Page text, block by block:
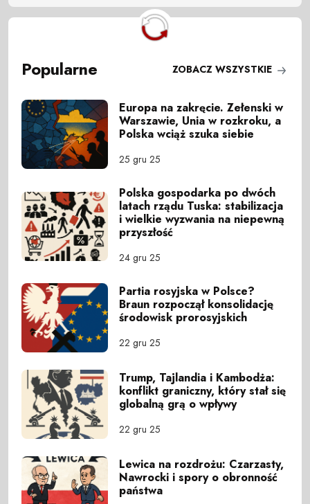
Popularne ZOBACZ WSZYSTKIE
Europa na zakręcie. Zełenski w
Warszawie, Unia w rozkroku, a
Polska wciąż szuka siebie
25 gru 25
Polska gospodarka po dwóch
latach rządu Tuska: stabilizacja
i wielkie wyzwania na niepewną
przyszłość
24 gru 25
Partia rosyjska w Polsce?
Braun rozpoczął konsolidację
środowisk prorosyjskich
22 gru 25
Trump, Tajlandia i Kambodża:
konflikt graniczny, który stał się
globalną grą o wpływy
22 gru 25
Lewica na rozdrożu: Czarzasty,
Nawrocki i spory o obronność
państwa